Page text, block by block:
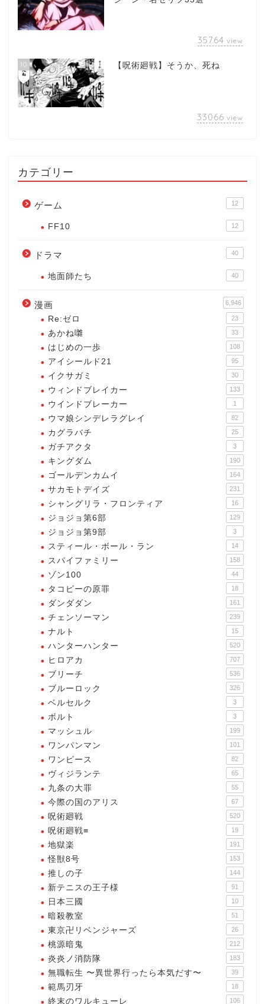
35764 view
10 【呪術廻戦】そうか、死ね
33066 view
カテゴリー
ゲーム 12
FF10 12
ドラマ 40
地面師たち 40
漫画 6,946
Re:ゼロ 23
あかね囃 33
はじめの一歩 108
アイシールド21 95
イクサガミ 30
ウィンドブレイカー 133
ウインドブレーカー 1
ウマ娘シンデレラグレイ 82
カグラバチ 25
ガチアクタ 3
キングダム 190
ゴールデンカムイ 164
サカモトデイズ 231
シャングリラ・フロンティア 16
ジョジョ第6部 129
ジョジョ第9部 3
スティール・ボール・ラン 14
スパイファミリー 158
ゾン100 44
タコピーの原罪 18
ダンダダン 161
チェンソーマン 239
ナルト 15
ハンターハンター 520
ヒロアカ 707
ブリーチ 536
ブルーロック 326
ベルセルク 3
ボルト 3
マッシュル 199
ワンパンマン 101
ワンピース 82
ヴィジランテ 65
九条の大罪 55
今際の国のアリス 67
呪術廻戦 520
呪術廻戦≡ 19
地獄楽 191
怪獣8号 153
推しの子 144
新テニスの王子様 91
日本三國 10
暗殺教室 51
東京卍リベンジャーズ 26
桃源暗鬼 212
炎炎ノ消防隊 183
無職転生 〜異世界行ったら本気だす〜 39
範馬刃牙 18
終末のワルキューレ 106